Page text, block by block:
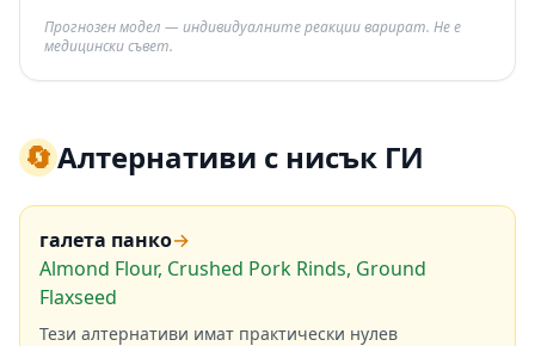
Прогнозен модел — индивидуалните реакции варират. Не е
медицински съвет.
🔄Алтернативи с нисък ГИ
галета панко→
Almond Flour, Crushed Pork Rinds, Ground
Flaxseed
Тези алтернативи имат практически нулев